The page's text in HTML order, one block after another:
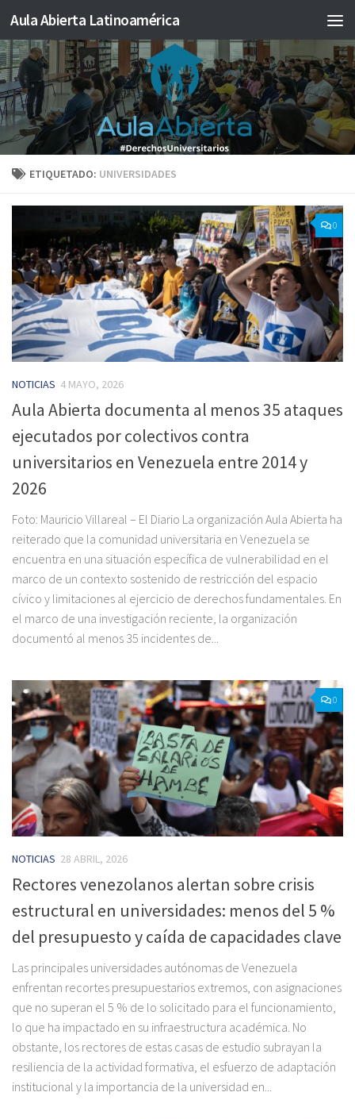
Saltar al contenido
Aula Abierta Latinoamérica
ETIQUETADO: UNIVERSIDADES
0
NOTICIAS 4 MAYO, 2026
Aula Abierta documenta al menos 35 ataques
ejecutados por colectivos contra
universitarios en Venezuela entre 2014 y
2026
Foto: Mauricio Villareal – El Diario La organización Aula Abierta ha
reiterado que la comunidad universitaria en Venezuela se
encuentra en una situación específica de vulnerabilidad en el
marco de un contexto sostenido de restricción del espacio
cívico y limitaciones al ejercicio de derechos fundamentales. En
el marco de una investigación reciente, la organización
documentó al menos 35 incidentes de...
0
NOTICIAS 28 ABRIL, 2026
Rectores venezolanos alertan sobre crisis
estructural en universidades: menos del 5 %
del presupuesto y caída de capacidades clave
Las principales universidades autónomas de Venezuela
enfrentan recortes presupuestarios extremos, con asignaciones
que no superan el 5 % de lo solicitado para el funcionamiento,
lo que ha impactado en su infraestructura académica. No
obstante, los rectores de estas casas de estudio subrayan la
resiliencia de la actividad formativa, el esfuerzo de adaptación
institucional y la importancia de la universidad en...